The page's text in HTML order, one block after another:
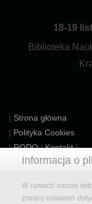
18-19
Biblioteka
| Strona główna
| Polityka Cookies
|RODO|Kontakt|
Informacja o
W ramach naszej
zmiany ustawień